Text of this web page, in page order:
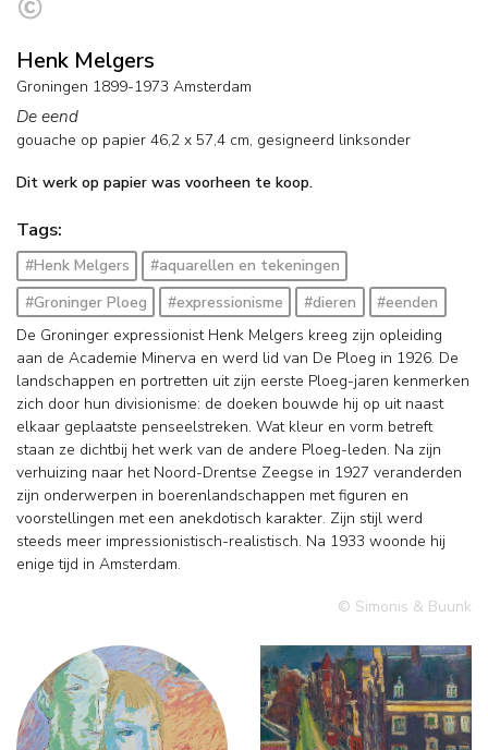
Henk Melgers
Groningen 1899-1973 Amsterdam
De eend
gouache op papier 46,2 x 57,4 cm, gesigneerd linksonder
Dit werk op papier was voorheen te koop.
Tags:
#Henk Melgers
#aquarellen en tekeningen
#Groninger Ploeg
#expressionisme #dieren
#eenden
De Groninger expressionist Henk Melgers kreeg zijn opleiding
aan de Academie Minerva en werd lid van De Ploeg in 1926. De
landschappen en portretten uit zijn eerste Ploeg-jaren kenmerken
zich door hun divisionisme: de doeken bouwde hij op uit naast
elkaar geplaatste penseelstreken. Wat kleur en vorm betreft
staan ze dichtbij het werk van de andere Ploeg-leden. Na zijn
verhuizing naar het Noord-Drentse Zeegse in 1927 veranderden
zijn onderwerpen in boerenlandschappen met figuren en
voorstellingen met een anekdotisch karakter. Zijn stijl werd
steeds meer impressionistisch-realistisch. Na 1933 woonde hij
enige tijd in Amsterdam.
© Simonis & Buunk